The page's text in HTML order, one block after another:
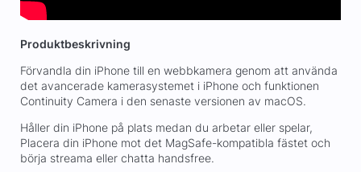
Produktbeskrivning
Förvandla din iPhone till en webbkamera genom att använda
det avancerade kamerasystemet i iPhone och funktionen
Continuity Camera i den senaste versionen av macOS.
Håller din iPhone på plats medan du arbetar eller spelar,
Placera din iPhone mot det MagSafe-kompatibla fästet och
börja streama eller chatta handsfree.